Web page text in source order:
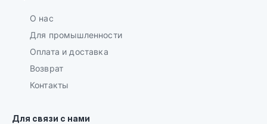
О нас
Для промышленности
Оплата и доставка
Возврат
Контакты
Для связи с нами